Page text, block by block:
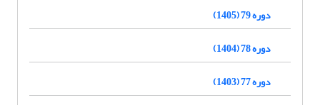
دوره 79 (1405)
دوره 78 (1404)
دوره 77 (1403)